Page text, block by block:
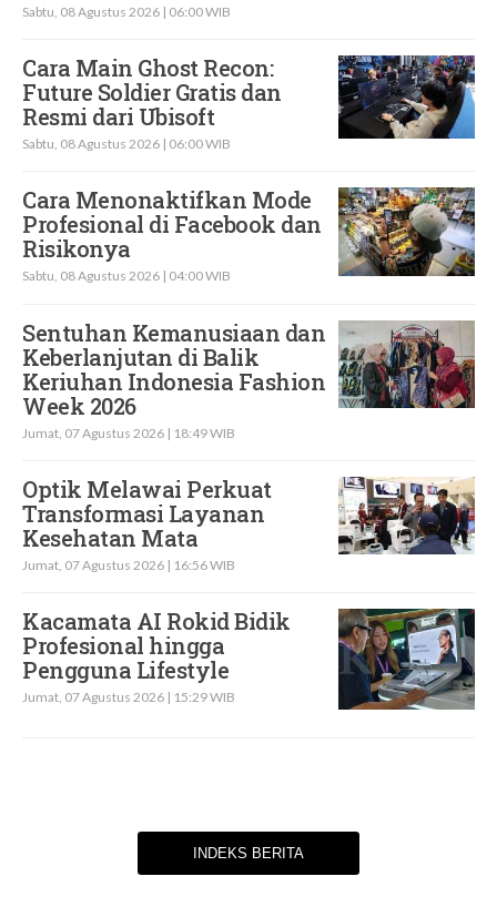
Sabtu, 08 Agustus 2026 | 06:00 WIB
Cara Main Ghost Recon:
Future Soldier Gratis dan
Resmi dari Ubisoft
Sabtu, 08 Agustus 2026 | 06:00 WIB
Cara Menonaktifkan Mode
Profesional di Facebook dan
Risikonya
Sabtu, 08 Agustus 2026 | 04:00 WIB
Sentuhan Kemanusiaan dan
Keberlanjutan di Balik
Keriuhan Indonesia Fashion
Week 2026
Jumat, 07 Agustus 2026 | 18:49 WIB
Optik Melawai Perkuat
Transformasi Layanan
Kesehatan Mata
Jumat, 07 Agustus 2026 | 16:56 WIB
Kacamata AI Rokid Bidik
Profesional hingga
Pengguna Lifestyle
Jumat, 07 Agustus 2026 | 15:29 WIB
INDEKS BERITA